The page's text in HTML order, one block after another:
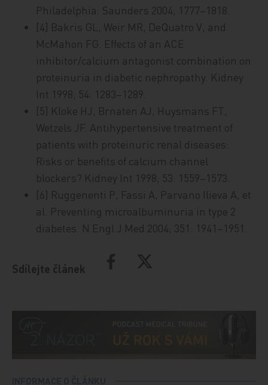
Philadelphia: Saunders 2004; 1777–1818.
[4] Bakris GL, Weir MR, DeQuatro V, and
McMahon FG. Effects of an ACE
inhibitor/calcium antagonist combination on
proteinuria in diabetic nephropathy. Kidney
Int 1998; 54: 1283–1289.
[5] Kloke HJ, Brnaten AJ, Huysmans FT,
Wetzels JF. Antihypertensive treatment of
patients with proteinuric renal diseases:
Risks or benefits of calcium channel
blockers? Kidney Int 1998; 53: 1559–1573.
[6] Ruggenenti P, Fassi A, Parvano Ilieva A, et
al. Preventing microalbuminuria in type 2
diabetes. N Engl J Med 2004; 351: 1941–1951.
Sdílejte článek